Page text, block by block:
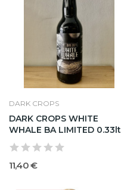
DARK CROPS
DARK CROPS WHITE
WHALE BA LIMITED 0.33lt
11,40 €